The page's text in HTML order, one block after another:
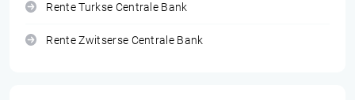
Rente Turkse Centrale Bank
Rente Zwitserse Centrale Bank